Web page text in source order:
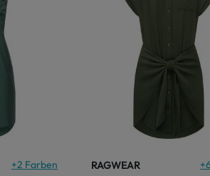
+2 Farben
RAGWEAR +